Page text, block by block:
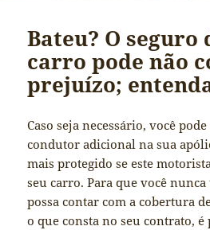
Bateu? O seguro
carro pode não
prejuízo;
Caso seja necessário, você
condutor adicional na sua
mais protegido se este
seu carro. Para que você
possa contar com a cobertura
o que consta no seu contrato,